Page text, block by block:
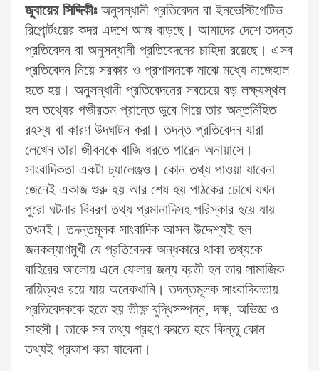
জুবায়ের সিদ্দিকীঃঅনুসন্ধানী প্রতিবেদন বা ইনভেস্টিগেটিভ
রিপোর্র্টংয়ের কদর এদশে আজ বাড়ছে। আমাদের দেশে তদন্ত
প্রতিবেদন বা অনুসন্ধানী প্রতিবেদনের চাহিদা রয়েছে। এসব
প্রতিবেদন নিয়ে সরকার ও প্রশাসনকে মাঝে মধ্যে নাজেহাল
হতে হয়। অনুসন্ধানী প্রতিবেদনের সবচেয়ে বড় লক্ষ্যস্থল
হল তথ্যের গভীরতম প্রান্তে ডুবে গিয়ে তার অন্তর্নিহিত
রহস্য বা কারণ উদঘাটন করা। তদন্ত প্রতিবেদন যারা
লেখেন তারা জীবনকে বাজি ধরতে পারেন অনায়াসে।
সাংবাদিকতা একটা চ্যালেঞ্জও। কোন তথ্য পাওয়া যাবেনা
জেনেই একাজ শুরু হয় আর শেষ হয় পাঠকের চোখে যখন
পুরো ঘটনার বিবরণ তথ্য প্রমানাদিসহ পরিস্কার হয়ে যায়
তখনই। তদন্তমূলক সাংবাদিক আসল উদ্দেশ্যই হল
জনকল্যাণমুখী যে প্রতিবেদক অন্ধকারে থাকা তথ্যকে
বাহিরের আলোয় এনে ফেলার জন্য ব্রতী হন তার সামাজিক
দায়িত্বও রয়ে যায় অনেকখানি। তদন্তমূলক সাংবাদিকতায়
প্রতিবেদককে হতে হয় তীক্ষ্ণ বুদ্ধিসম্পন্ন, দক্ষ, অভিজ্ঞ ও
সাহসী। তাকে সব তথ্য গ্রহণ করতে হবে কিন্তু কোন
তথ্যই প্রকাশ করা যাবেনা।